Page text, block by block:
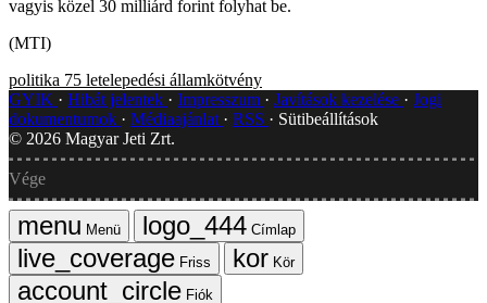
vagyis közel 30 milliárd forint folyhat be.
(MTI)
politika 75 letelepedési államkötvény
GYIK
Hibát jelentek Impresszum Javítások kezelése
Jogi
dokumentumok
Médiaajánlat RSS
Sütibeállítások
© 2026 Magyar Jeti Zrt.
Vége
Menü
Címlap
Friss
Kör
Fiók